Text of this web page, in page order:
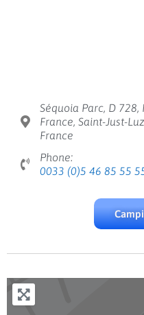
Séquoia Parc, D 728,
France, Saint-Just-
France
Phone:
0033 (0)5 46 85 55